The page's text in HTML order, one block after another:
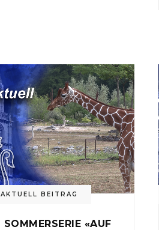
AKTUELL BEITRAG
SOMMERSERIE «AUF